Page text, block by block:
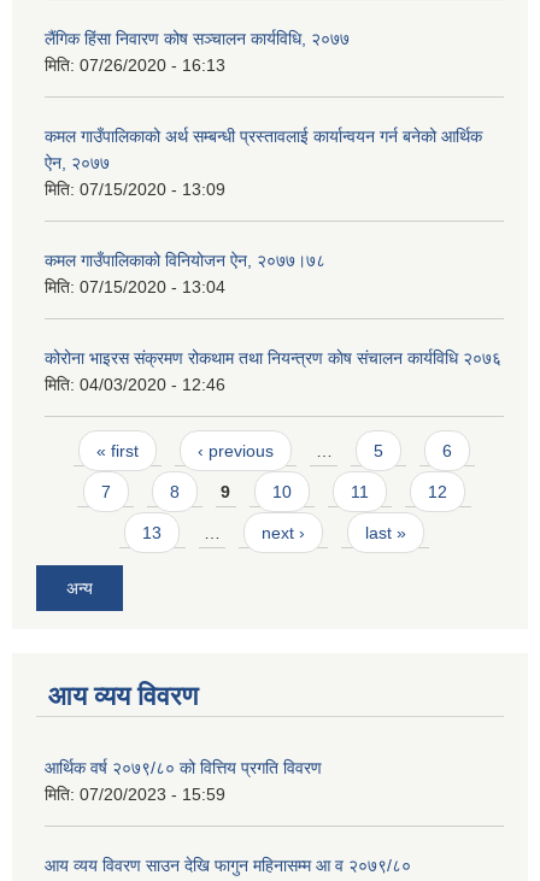
लैंगिक हिंसा निवारण कोष सञ्चालन कार्यविधि, २०७७
मिति: 07/26/2020 - 16:13
कमल गाउँपालिकाको अर्थ सम्बन्धी प्रस्तावलाई कार्यान्वयन गर्न बनेको आर्थिक
ऐन, २०७७
मिति: 07/15/2020 - 13:09
कमल गाउँपालिकाको विनियोजन ऐन, २०७७।७८
मिति: 07/15/2020 - 13:04
कोरोना भाइरस संक्रमण रोकथाम तथा नियन्त्रण काेष संचालन कार्यविधि २०७६
मिति: 04/03/2020 - 12:46
Pages
« first ‹ previous 5 6
7 8 9 10 11 12
13 next › last »
अन्य
आय व्यय विवरण
आर्थिक वर्ष २०७९/८० को वित्तिय प्रगति विवरण
मिति: 07/20/2023 - 15:59
आय व्यय विवरण साउन देखि फागुन महिनासम्म आ व २०७९/८०